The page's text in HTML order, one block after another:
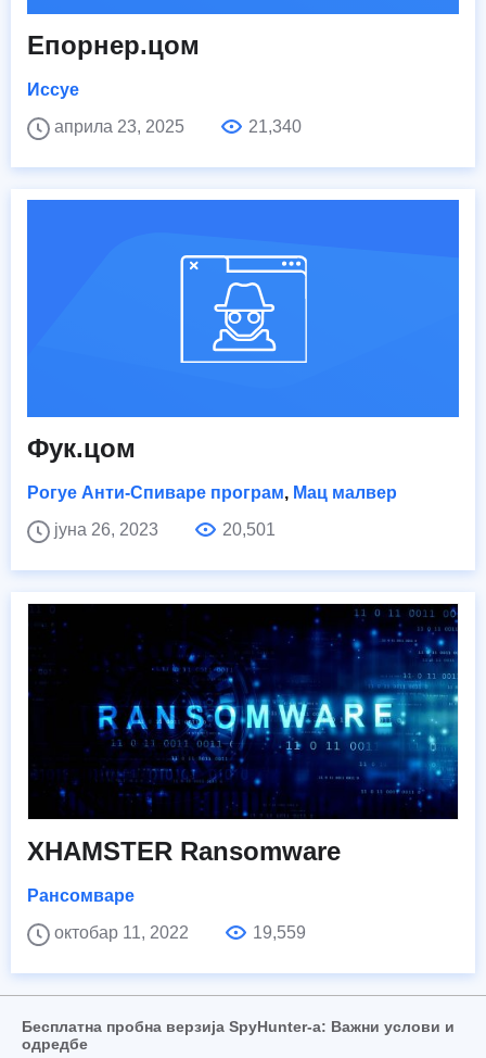
Епорнер.цом
Иссуе
априла 23, 2025
21,340
Фук.цом
Рогуе Анти-Спиваре програм, Мац малвер
јуна 26, 2023
20,501
XHAMSTER Ransomware
Рансомваре
октобар 11, 2022
19,559
Бесплатна пробна верзија SpyHunter-а: Важни услови и
одредбе